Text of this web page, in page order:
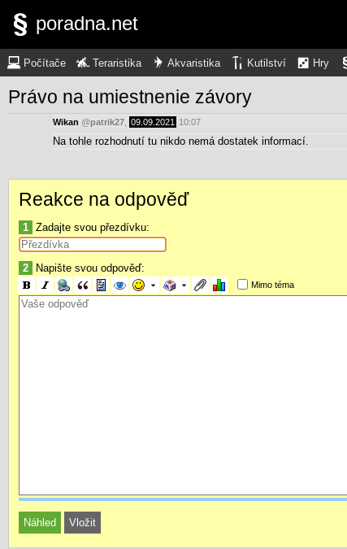
poradna.net
Počítače Teraristika Akvaristika Kutilství Hry
Právo na umiestnenie závory
Wikan @patrik27 09.09.2021 10:07
Na tohle rozhodnutí tu nikdo nemá dostatek informací.
Reakce na odpověď
1 Zadajte svou přezdívku:
2 Napište svou odpověď:
Mimo téma